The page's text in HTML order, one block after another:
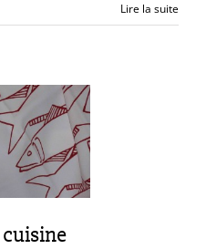
Lire la suite